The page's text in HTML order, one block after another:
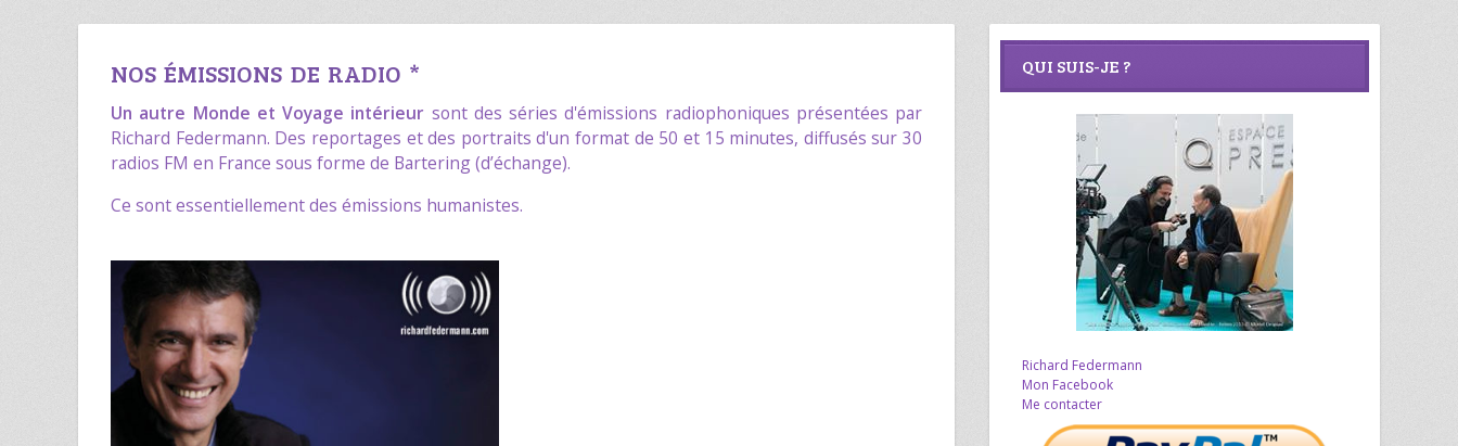
NOS ÉMISSIONS DE RADIO *
Un autre Monde et Voyage intérieur sont des séries d'émissions radiophoniques présentées par
Richard Federmann. Des reportages et des portraits d'un format de 50 et 15 minutes, diffusés sur 30
radios FM en France sous forme de Bartering (d’échange).
Ce sont essentiellement des émissions humanistes.
QUI SUIS-JE ?
Richard Federmann
Mon Facebook
Me contacter